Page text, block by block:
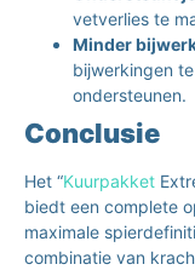
vetverlies te
Minder
bijwerkingen
ondersteunen.
Conclusie
Het “Kuurpakket
biedt een complete
maximale
combinatie van